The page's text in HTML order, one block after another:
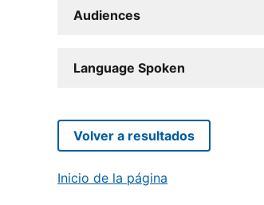
Audiences
Language Spoken
Volver a resultados
Inicio de la página